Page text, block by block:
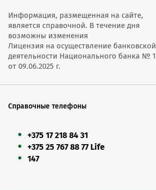
Информация, размещенная на сайте,
является справочной. В течение дня
возможны изменения
Лицензия на осуществление банковской
деятельности Национального банка № 1
от 09.06.2025 г.
Справочные телефоны
+375 17 218 84 31
+375 25 767 88 77 Life
147